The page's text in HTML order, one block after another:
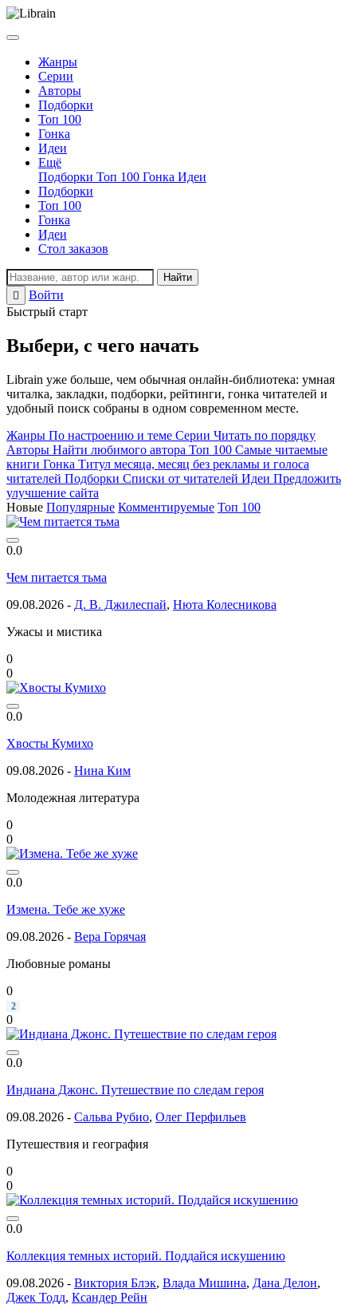
Жанры
Серии
Авторы
Подборки
Топ 100
Гонка
Идеи
Ещё
Подборки Топ 100 Гонка Идеи
Подборки
Топ 100
Гонка
Идеи
Стол заказов
Найти
Войти
Быстрый старт
Выбери, с чего начать
Librain уже больше, чем обычная онлайн-библиотека: умная
читалка, закладки, подборки, рейтинги, гонка читателей и
удобный поиск собраны в одном современном месте.
Жанры По настроению и теме Серии Читать по порядку
Авторы Найти любимого автора Топ 100 Самые читаемые
книги Гонка Титул месяца, месяц без рекламы и голоса
читателей Подборки Списки от читателей Идеи Предложить
улучшение сайта
Новые Популярные Комментируемые Топ 100
0.0
Чем питается тьма
09.08.2026 - Д. В. Джилеспай, Нюта Колесникова
Ужасы и мистика
0
0
0.0
Хвосты Кумихо
09.08.2026 - Нина Ким
Молодежная литература
0
0
0.0
Измена. Тебе же хуже
09.08.2026 - Вера Горячая
Любовные романы
0
2
0
0.0
Индиана Джонс. Путешествие по следам героя
09.08.2026 - Сальва Рубио, Олег Перфильев
Путешествия и география
0
0
0.0
Коллекция темных историй. Поддайся искушению
09.08.2026 - Виктория Блэк, Влада Мишина, Дана Делон,
Джек Тодд, Ксандер Рейн